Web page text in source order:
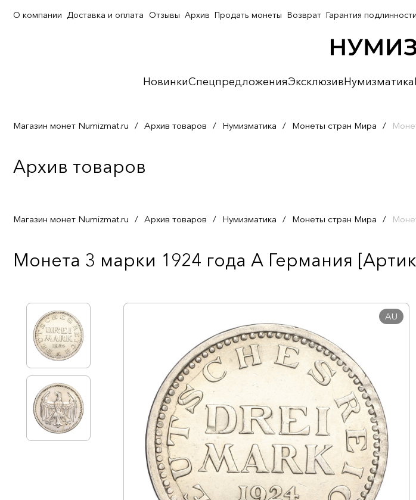
НовинкиСпецпредложенияЭксклюзивНумизматика
О компании Доставка и оплата Отзывы Архив Продать монеты Возврат Гарантия подлинности
Магазин монет Numizmat.ru / Архив товаров / Нумизматика / Монеты стран Мира /
Архив товаров
Магазин монет Numizmat.ru / Архив товаров / Нумизматика / Монеты стран Мира /
Монета 3 марки 1924 года А Германия
AU